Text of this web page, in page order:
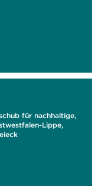
für nachhaltige,
Lippe,